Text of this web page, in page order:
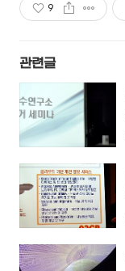
9
관련글